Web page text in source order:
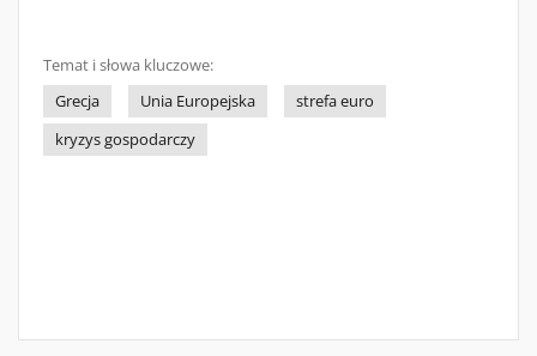
Temat i słowa kluczowe:
Grecja
Unia Europejska
strefa euro
kryzys gospodarczy